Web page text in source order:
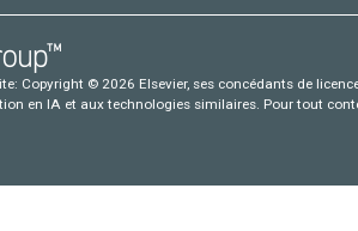
Copyright © 2026 Elsevier, ses concédants de
en IA et aux technologies similaires. Pour tout